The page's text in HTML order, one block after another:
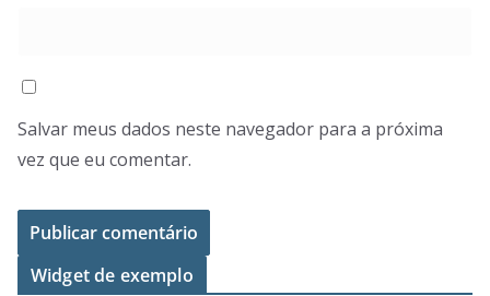
Salvar meus dados neste navegador para a próxima
vez que eu comentar.
Widget de exemplo